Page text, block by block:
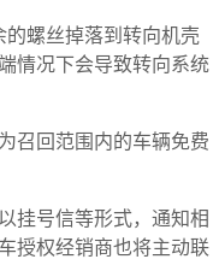
螺丝掉落到转向机壳
情况下会导致转向系统
召回范围内的车辆免费
挂号信等形式，通知相
授权经销商也将主动联